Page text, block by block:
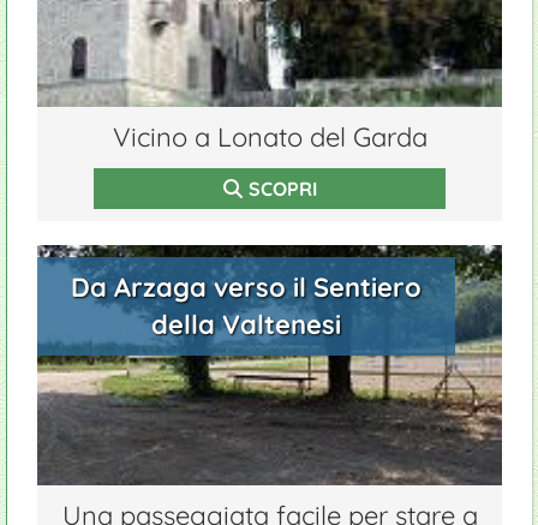
Vicino a Lonato del Garda
SCOPRI
Da Arzaga verso il Sentiero
della Valtenesi
Una passeggiata facile per stare a